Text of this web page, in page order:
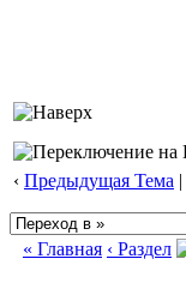
‹ Предыдущая Тема |
« Главная ‹ Раздел